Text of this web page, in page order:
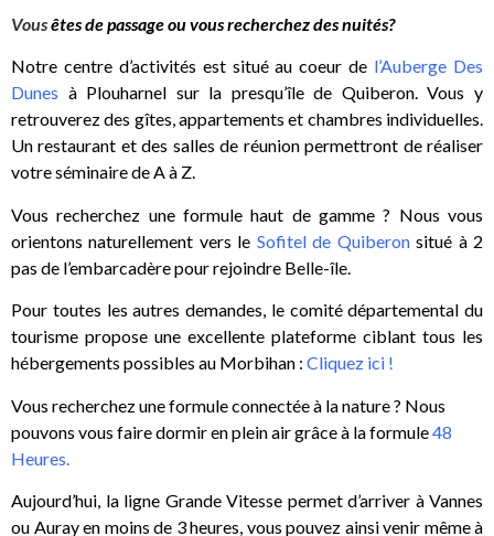
Vousêtes de passage ou vous recherchez des nuités?
Notre centre d’activités est situé au coeur de l’Auberge Des
Dunes à Plouharnel sur la presqu’île de Quiberon. Vous y
retrouverez des gîtes, appartements et chambres individuelles.
Un restaurant et des salles de réunion permettront de réaliser
votre séminaire de A à Z.
Vous recherchez une formule haut de gamme ? Nous vous
orientons naturellement vers le Sofitel de Quiberonsitué à 2
pas de l’embarcadère pour rejoindre Belle-île.
Pour toutes les autres demandes, le comité départemental du
tourisme propose une excellente plateforme ciblant tous les
hébergements possibles au Morbihan : Cliquez ici !
Vous recherchez une formule connectée à la nature ? Nous
pouvons vous faire dormir en plein air grâce à la formule48
Heures.
Aujourd’hui, la ligne Grande Vitesse permet d’arriver à Vannes
ou Auray en moins de 3 heures, vous pouvez ainsi venir même à